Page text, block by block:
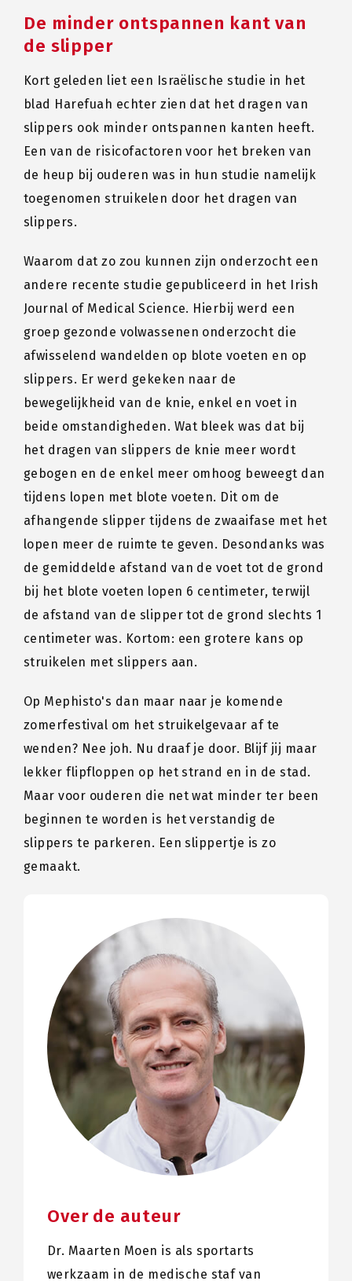
De minder ontspannen kant van
de slipper
Kort geleden liet een Israëlische studie in het
blad Harefuah echter zien dat het dragen van
slippers ook minder ontspannen kanten heeft.
Een van de risicofactoren voor het breken van
de heup bij ouderen was in hun studie namelijk
toegenomen struikelen door het dragen van
slippers.
Waarom dat zo zou kunnen zijn onderzocht een
andere recente studie gepubliceerd in het Irish
Journal of Medical Science. Hierbij werd een
groep gezonde volwassenen onderzocht die
afwisselend wandelden op blote voeten en op
slippers. Er werd gekeken naar de
bewegelijkheid van de knie, enkel en voet in
beide omstandigheden. Wat bleek was dat bij
het dragen van slippers de knie meer wordt
gebogen en de enkel meer omhoog beweegt dan
tijdens lopen met blote voeten. Dit om de
afhangende slipper tijdens de zwaaifase met het
lopen meer de ruimte te geven. Desondanks was
de gemiddelde afstand van de voet tot de grond
bij het blote voeten lopen 6 centimeter, terwijl
de afstand van de slipper tot de grond slechts 1
centimeter was. Kortom: een grotere kans op
struikelen met slippers aan.
Op Mephisto's dan maar naar je komende
zomerfestival om het struikelgevaar af te
wenden? Nee joh. Nu draaf je door. Blijf jij maar
lekker flipfloppen op het strand en in de stad.
Maar voor ouderen die net wat minder ter been
beginnen te worden is het verstandig de
slippers te parkeren. Een slippertje is zo
gemaakt.
Over de auteur
Dr. Maarten Moen is als sportarts
werkzaam in de medische staf van